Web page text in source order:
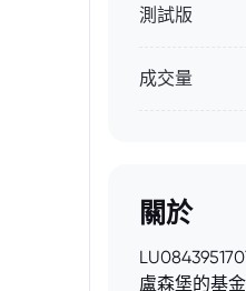
測試版
成交量
關於
盧森堡的基